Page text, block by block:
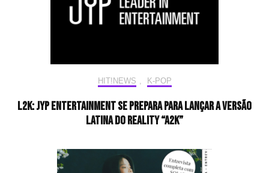
HIT!NEWS K-POP
L2K: JYP Entertainment se prepara para lançar a versão
latina do reality “A2K”